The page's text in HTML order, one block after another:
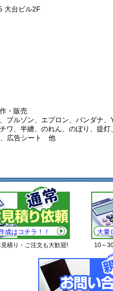
大台ビル2F
・販売
ブルゾン、エプロン、バンダナ
ワ、半纏、のれん、のぼり、提
、広告シート 他
成はコチラ！！
積り・ご注文も大歓迎!
大量
10～